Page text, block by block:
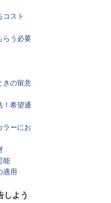
スト
らう必要
きの留意
！希望通
ラーにお
能
適用
しよう